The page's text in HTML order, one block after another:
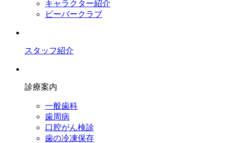
キャラクター紹介
ビーバークラブ
スタッフ紹介
診療案内
一般歯科
歯周病
口腔がん検診
歯の冷凍保存